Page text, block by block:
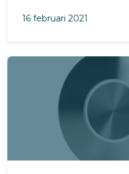
16 februari 2021